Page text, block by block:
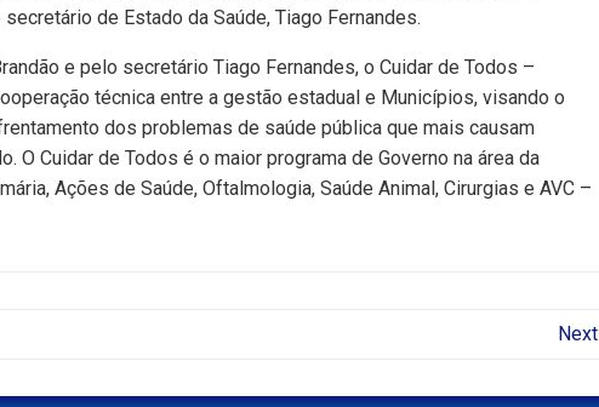
de Estado da Saúde, Tiago Fernandes.
e pelo secretário Tiago Fernandes, o Cuidar de Todos –
técnica entre a gestão estadual e Municípios, visando o
dos problemas de saúde pública que mais causam
O Cuidar de Todos é o maior programa de Governo na área da
Ações de Saúde, Oftalmologia, Saúde Animal, Cirurgias e AVC –
Next